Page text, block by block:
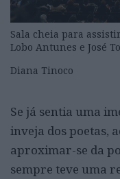
Sala cheia para
Lobo Antunes e José
Diana Tinoco
Se já sentia uma
inveja dos poetas,
aproximar-se da
sempre teve uma